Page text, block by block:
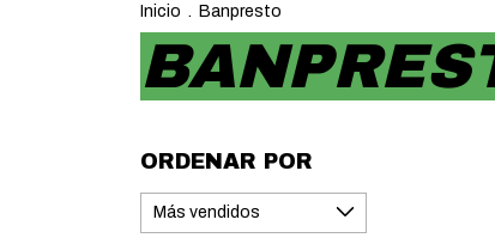
Inicio . Banpresto
ORDENAR POR